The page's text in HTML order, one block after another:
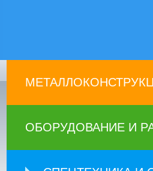
ОБОРУДОВАНИЕ И